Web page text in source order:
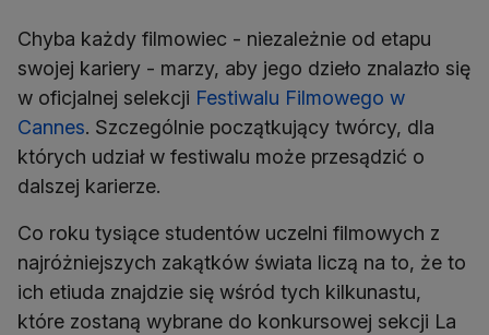
Chyba każdy filmowiec - niezależnie od etapu
swojej kariery - marzy, aby jego dzieło znalazło się
w oficjalnej selekcji Festiwalu Filmowego w
Cannes. Szczególnie początkujący twórcy, dla
których udział w festiwalu może przesądzić o
dalszej karierze.
Co roku tysiące studentów uczelni filmowych z
najróżniejszych zakątków świata liczą na to, że to
ich etiuda znajdzie się wśród tych kilkunastu,
które zostaną wybrane do konkursowej sekcji La